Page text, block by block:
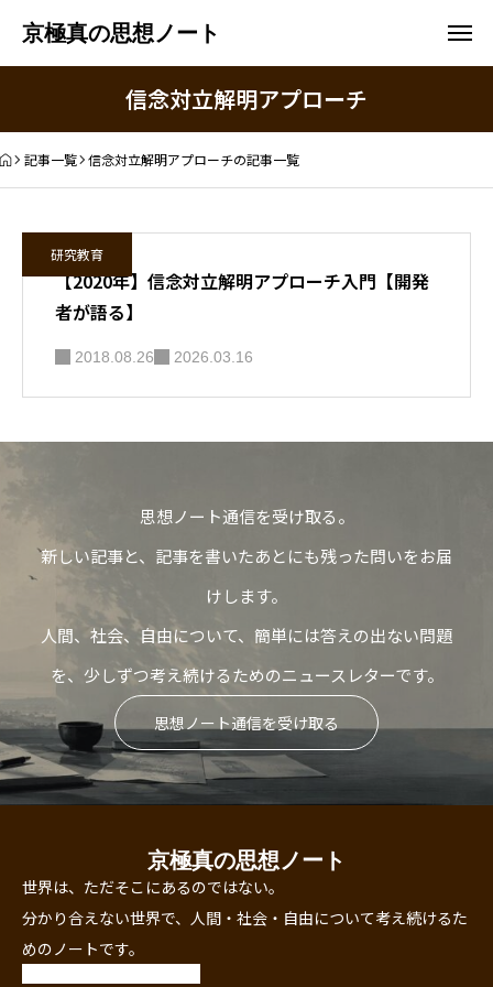
京極真の思想ノート
信念対立解明アプローチ
記事一覧 信念対立解明アプローチの記事一覧
研究教育
【2020年】信念対立解明アプローチ入門【開発
者が語る】
2018.08.26 2026.03.16
思想ノート通信を受け取る。
新しい記事と、記事を書いたあとにも残った問いをお届
けします。
人間、社会、自由について、簡単には答えの出ない問題
を、少しずつ考え続けるためのニュースレターです。
思想ノート通信を受け取る
京極真の思想ノート
世界は、ただそこにあるのではない。
分かり合えない世界で、人間・社会・自由について考え続けるた
めのノートです。